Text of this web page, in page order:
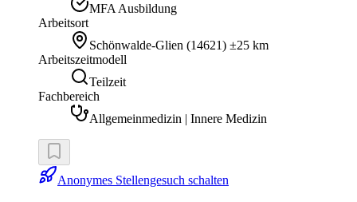
MFA Ausbildung
Arbeitsort
Schönwalde-Glien (14621) ±25 km
Arbeitszeitmodell
Teilzeit
Fachbereich
Allgemeinmedizin | Innere Medizin
Anonymes Stellengesuch schalten